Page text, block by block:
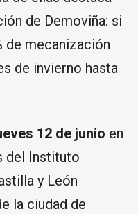
de Demoviña: si
de mecanización
de invierno hasta
12 de junio en
del Instituto
y León
la ciudad de